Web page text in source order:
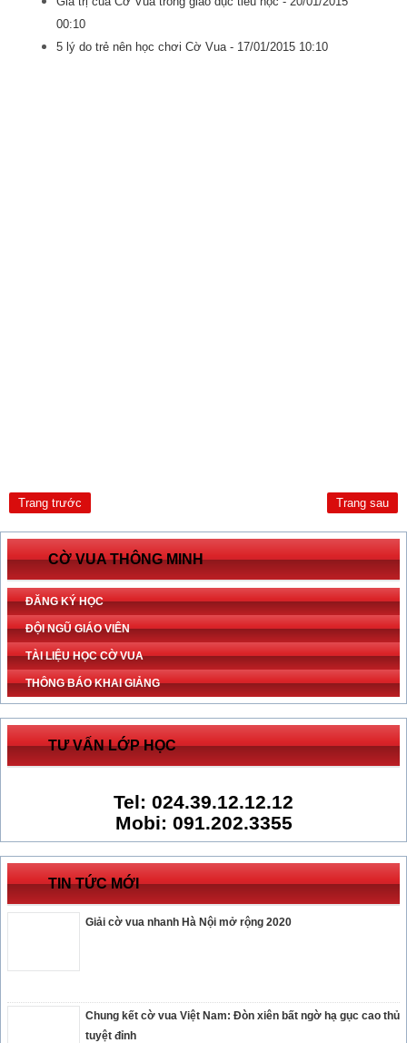
00:10
5 lý do trẻ nên học chơi Cờ Vua - 17/01/2015 10:10
Trang trước Trang sau
CỜ VUA THÔNG MINH
ĐĂNG KÝ HỌC
ĐỘI NGŨ GIÁO VIÊN
TÀI LIỆU HỌC CỜ VUA
THÔNG BÁO KHAI GIẢNG
TƯ VẤN LỚP HỌC
Tel: 024.39.12.12.12
Mobi: 091.202.3355
TIN TỨC MỚI
Giải cờ vua nhanh Hà Nội mở rộng 2020
Chung kết cờ vua Việt Nam: Đòn xiên bất ngờ hạ gục cao thủ
tuyệt đỉnh